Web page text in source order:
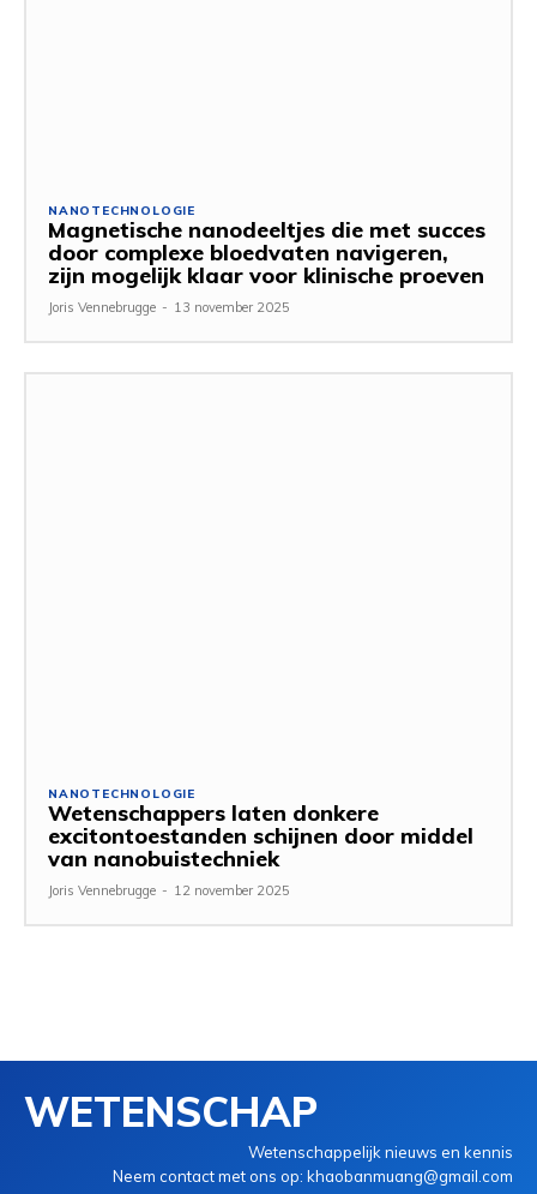
NANOTECHNOLOGIE
Magnetische nanodeeltjes die met succes
door complexe bloedvaten navigeren,
zijn mogelijk klaar voor klinische proeven
Joris Vennebrugge - 13 november 2025
NANOTECHNOLOGIE
Wetenschappers laten donkere
excitontoestanden schijnen door middel
van nanobuistechniek
Joris Vennebrugge - 12 november 2025
WETENSCHAP
Wetenschappelijk nieuws en kennis
Neem contact met ons op: khaobanmuang@gmail.com